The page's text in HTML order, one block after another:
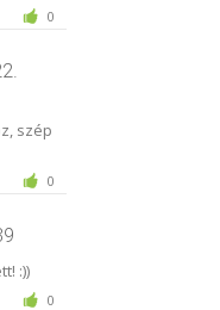
0
szép
0
:))
0